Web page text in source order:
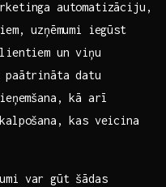
automatizāciju,
uzņēmumi iegūst
un viņu
datu‌
kā​ arī
kas veicina
var gūt šādas⁤